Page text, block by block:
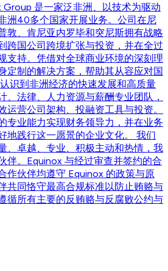
Group 是一家泛非洲、以技术为驱动
洲40多个国家开展业务。公司在尼
敦、肯尼亚内罗毕和突尼斯拥有战略
跨国公司跨境扩张与投资，并在全过
支持。凭借对全球商业环境的深刻理
定制的解决方案，帮助其从容应对国
识到非洲经济的快速发展和高质量
、法律、人力资源与薪酬专业团队，
运营公司架构、投融资工具与投资。
专业能力实现财务领导力，并在业务
地践行这一愿景的企业文化。 我们
、卓越、专业、积极主动和热情，我
伴。Equinox 与经过审查并签约的合
作伙伴均遵守 Equinox 的政策与原
共同恪守最高合规标准以防止贿赂与
循所有主要的反贿赂与反腐败公约与